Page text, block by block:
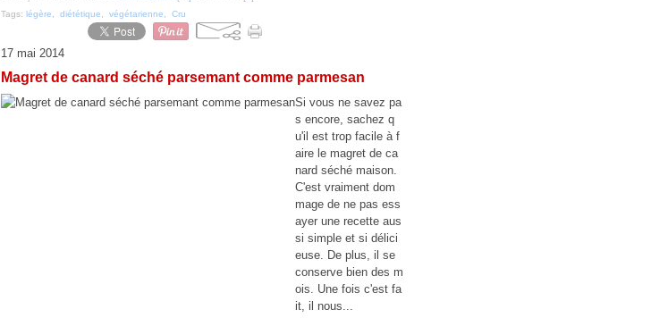
Tags: légère diététique végétarienne Cru
17 mai 2014
Magret de canard séché parsemant comme parmesan
Si vous ne savez pa
s encore, sachez q
u'il est trop facile à f
aire le magret de ca
nard séché maison.
C'est vraiment dom
mage de ne pas ess
ayer une recette aus
si simple et si délici
euse. De plus, il se
conserve bien des m
ois. Une fois c'est fa
it, il nous...